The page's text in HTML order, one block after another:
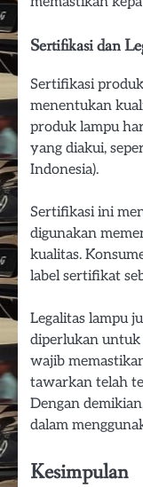
Sertifikasi dan
Sertifikasi
menentukan
produk lampu
yang diakui,
Indonesia).
Sertifikasi ini
digunakan
kualitas.
label sertifikat
Legalitas lampu
diperlukan untuk
wajib
tawarkan telah
Dengan
dalam
Kesimpulan